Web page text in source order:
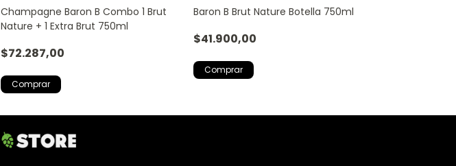
Champagne Baron B Combo 1 Brut
Nature + 1 Extra Brut 750ml
$72.287,00
Baron B Brut Nature Botella 750ml
$41.900,00